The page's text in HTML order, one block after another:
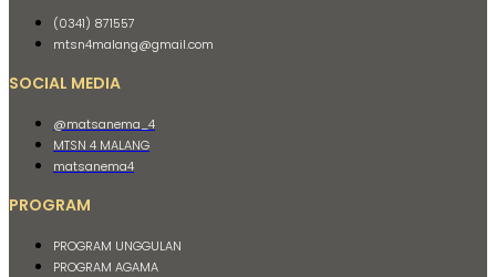
(0341) 871557
mtsn4malang@gmail.com
SOCIAL MEDIA
@matsanema_4
MTSN 4 MALANG
matsanema4
PROGRAM
PROGRAM UNGGULAN
PROGRAM AGAMA